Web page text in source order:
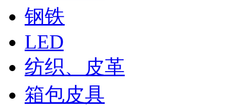
钢铁
LED
纺织、皮革
箱包皮具